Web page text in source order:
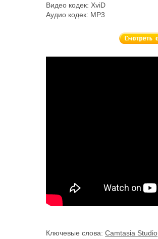
Видео кодек: XviD
Аудио кодек: MP3
Ключевые слова: Camtasia Studio